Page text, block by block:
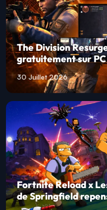
The Division
gratuitement sur
30 Juillet 2026
Fortnite Reload x
de Springfield